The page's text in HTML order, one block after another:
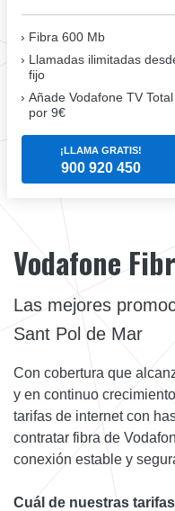
Fibra 600 Mb
Llamadas ilimitadas
fijo
Añade Vodafone TV Total
por 9€
¡LLAMA GRATIS!
900 920 450
Vodafone
Las mejores
Sant Pol de Mar
Con cobertura que
y en continuo
tarifas de internet con
contratar fibra de
conexión estable y
Cuál de nuestras